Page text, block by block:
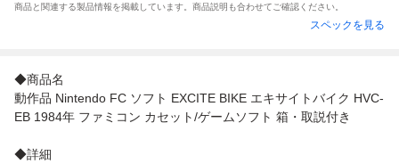
商品と関連する製品情報を掲載しています。商品説明も合わせてご確認ください。
スペックを見る
◆商品名
動作品 Nintendo FC ソフト EXCITE BIKE エキサイトバイク HVC-
EB 1984年 ファミコン カセット/ゲームソフト 箱・取説付き
◆詳細